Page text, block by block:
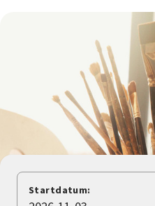
Avdelningar
Lyssna
Startdatum: